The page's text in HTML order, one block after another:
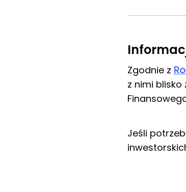
Zgodnie z
z nimi
Jeśli